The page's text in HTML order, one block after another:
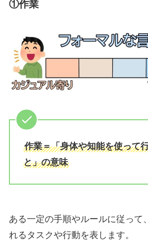
①作業
作業＝「身体や知能を使って
と」の意味
ある一定の手順やルールに従って
れるタスクや行動を表します。